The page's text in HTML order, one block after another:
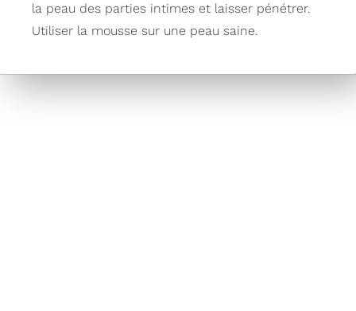
la peau des parties intimes et laisser pénétrer.
Utiliser la mousse sur une peau saine.